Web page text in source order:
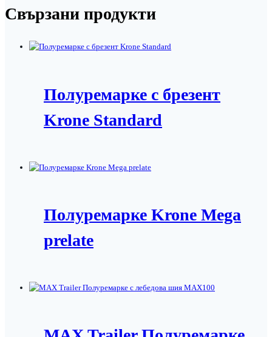
Свързани продукти
Полуремарке с брезент
Krone Standard
Полуремарке Krone Mega
prelate